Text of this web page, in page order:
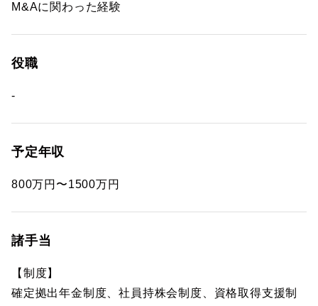
M&Aに関わった経験
役職
-
予定年収
800万円〜1500万円
諸手当
【制度】
確定拠出年金制度、社員持株会制度、資格取得支援制